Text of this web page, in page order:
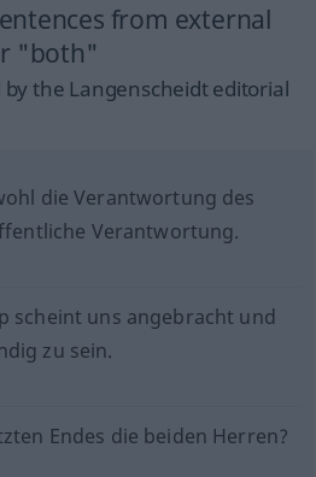
from external
"both"
the Langenscheidt editorial
die Verantwortung des
Verantwortung.
scheint uns angebracht und
zu sein.
Endes die beiden Herren?